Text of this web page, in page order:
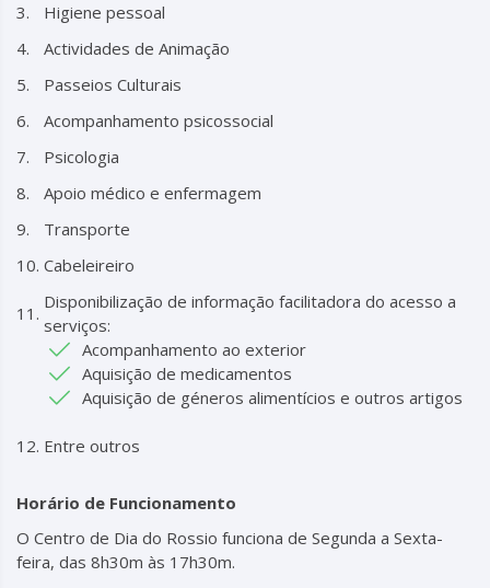
Higiene pessoal
Actividades de Animação
Passeios Culturais
Acompanhamento psicossocial
Psicologia
Apoio médico e enfermagem
Transporte
Cabeleireiro
Disponibilização de informação facilitadora do acesso a
serviços:
Acompanhamento ao exterior
Aquisição de medicamentos
Aquisição de géneros alimentícios e outros artigos
Entre outros
Horário de Funcionamento
O Centro de Dia do Rossio funciona de Segunda a Sexta-
feira, das 8h30m às 17h30m.